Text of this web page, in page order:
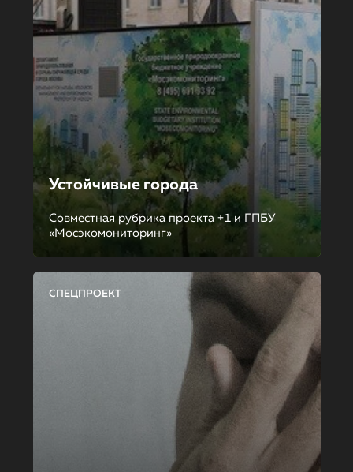
Устойчивые города
Совместная рубрика проекта +1 и ГПБУ
«Мосэкомониторинг»
СПЕЦПРОЕКТ